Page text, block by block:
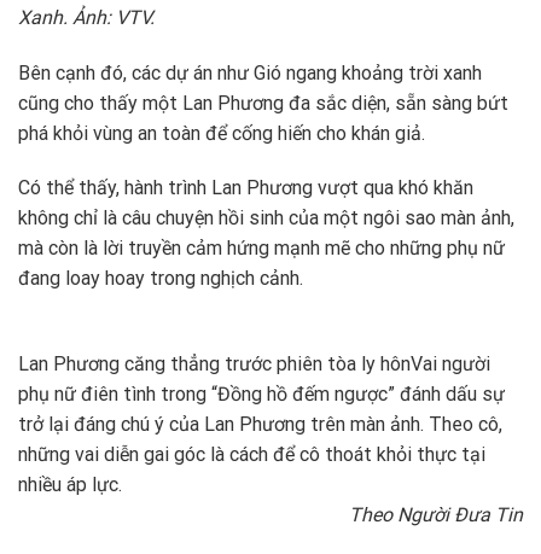
Xanh. Ảnh: VTV.
Bên cạnh đó, các dự án như Gió ngang khoảng trời xanh
cũng cho thấy một Lan Phương đa sắc diện, sẵn sàng bứt
phá khỏi vùng an toàn để cống hiến cho khán giả.
Có thể thấy, hành trình Lan Phương vượt qua khó khăn
không chỉ là câu chuyện hồi sinh của một ngôi sao màn ảnh,
mà còn là lời truyền cảm hứng mạnh mẽ cho những phụ nữ
đang loay hoay trong nghịch cảnh.
Lan Phương căng thẳng trước phiên tòa ly hônVai người
phụ nữ điên tình trong “Đồng hồ đếm ngược” đánh dấu sự
trở lại đáng chú ý của Lan Phương trên màn ảnh. Theo cô,
những vai diễn gai góc là cách để cô thoát khỏi thực tại
nhiều áp lực.
Theo Người Đưa Tin